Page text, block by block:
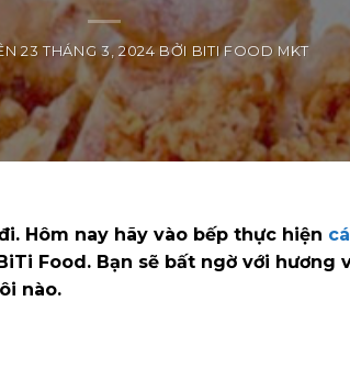
23 THÁNG 3, 2024 BỞI BITI FOOD MKT
Hôm nay hãy vào bếp thực hiện
Food. Bạn sẽ bất ngờ với hương
nào.